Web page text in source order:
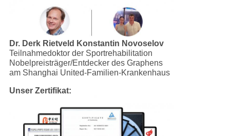
Dr. Derk Rietveld Konstantin Novoselov
Teilnahmedoktor der Sportrehabilitation
Nobelpreisträger/Entdecker des Graphens
am Shanghai United-Familien-Krankenhaus
Unser Zertifikat: